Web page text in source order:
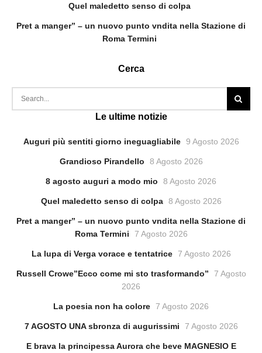
Quel maledetto senso di colpa
Pret a manger” – un nuovo punto vndita nella Stazione di
Roma Termini
Cerca
Le ultime notizie
Auguri più sentiti giorno ineguagliabile 9 Agosto 2026
Grandioso Pirandello 8 Agosto 2026
8 agosto auguri a modo mio 8 Agosto 2026
Quel maledetto senso di colpa 8 Agosto 2026
Pret a manger” – un nuovo punto vndita nella Stazione di
Roma Termini
7 Agosto 2026
La lupa di Verga vorace e tentatrice 7 Agosto 2026
Russell Crowe”Ecco come mi sto trasformando”
7 Agosto
2026
La poesia non ha colore 7 Agosto 2026
7 AGOSTO UNA sbronza di augurissimi 7 Agosto 2026
E brava la principessa Aurora che beve MAGNESIO E